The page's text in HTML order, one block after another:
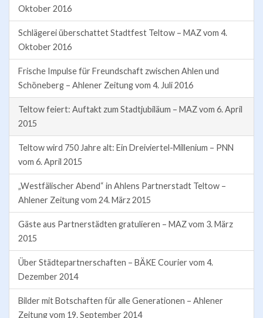
Oktober 2016
Schlägerei überschattet Stadtfest Teltow – MAZ vom 4.
Oktober 2016
Frische Impulse für Freundschaft zwischen Ahlen und
Schöneberg – Ahlener Zeitung vom 4. Juli 2016
Teltow feiert: Auftakt zum Stadtjubiläum – MAZ vom 6. April
2015
Teltow wird 750 Jahre alt: Ein Dreiviertel-Millenium – PNN
vom 6. April 2015
„Westfälischer Abend“ in Ahlens Partnerstadt Teltow –
Ahlener Zeitung vom 24. März 2015
Gäste aus Partnerstädten gratulieren – MAZ vom 3. März
2015
Über Städtepartnerschaften – BÄKE Courier vom 4.
Dezember 2014
Bilder mit Botschaften für alle Generationen – Ahlener
Zeitung vom 19. September 2014